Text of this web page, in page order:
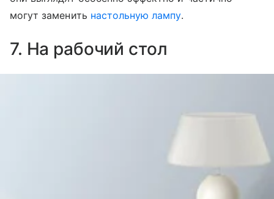
могут заменить настольную лампу.
7. На рабочий стол